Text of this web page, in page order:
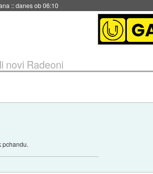
::danes ob 06:10
novi Radeoni
pchandu.